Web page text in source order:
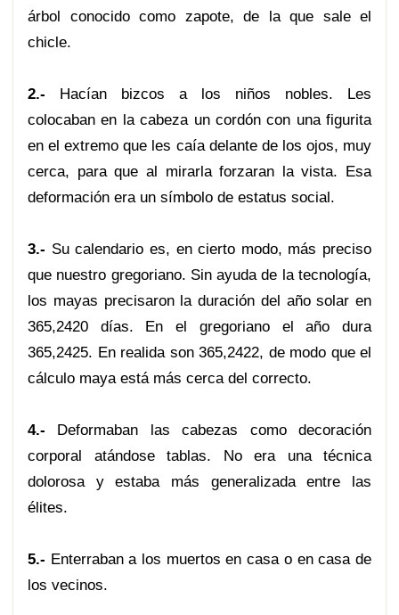
árbol conocido como zapote, de la que sale el
chicle.
2.- Hacían bizcos a los niños nobles. Les
colocaban en la cabeza un cordón con una figurita
en el extremo que les caía delante de los ojos, muy
cerca, para que al mirarla forzaran la vista. Esa
deformación era un símbolo de estatus social.
3.- Su calendario es, en cierto modo, más preciso
que nuestro gregoriano. Sin ayuda de la tecnología,
los mayas precisaron la duración del año solar en
365,2420 días. En el gregoriano el año dura
365,2425. En realida son 365,2422, de modo que el
cálculo maya está más cerca del correcto.
4.- Deformaban las cabezas como decoración
corporal atándose tablas. No era una técnica
dolorosa y estaba más generalizada entre las
élites.
5.- Enterraban a los muertos en casa o en casa de
los vecinos.